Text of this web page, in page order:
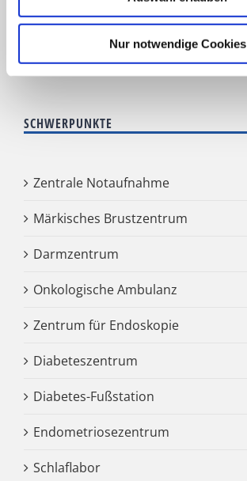
Nur notwendige Cookies
HNO Belegabteilung
Pflegedienst
SCHWERPUNKTE
Zentrale Notaufnahme
Märkisches Brustzentrum
Darmzentrum
Onkologische Ambulanz
Zentrum für Endoskopie
Diabeteszentrum
Diabetes-Fußstation
Endometriosezentrum
Schlaflabor